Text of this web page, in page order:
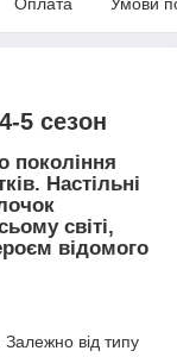
5 сезон
покоління
Настільні
світі,
відомого
від типу